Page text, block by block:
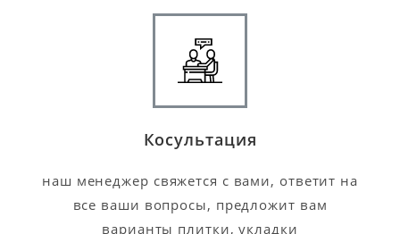
Косультация
наш менеджер свяжется с вами, ответит на
все ваши вопросы, предложит вам
варианты плитки, укладки